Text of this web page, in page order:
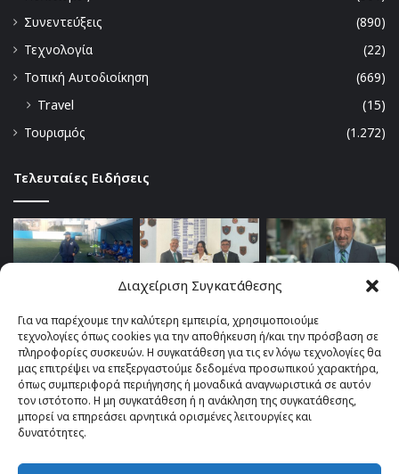
Διαχείριση Συγκατάθεσης
Για να παρέχουμε την καλύτερη εμπειρία, χρησιμοποιούμε
τεχνολογίες όπως cookies για την αποθήκευση ή/και την πρόσβαση σε
πληροφορίες συσκευών. Η συγκατάθεση για τις εν λόγω τεχνολογίες θα
μας επιτρέψει να επεξεργαστούμε δεδομένα προσωπικού χαρακτήρα,
όπως συμπεριφορά περιήγησης ή μοναδικά αναγνωριστικά σε αυτόν
τον ιστότοπο. Η μη συγκατάθεση ή η ανάκληση της συγκατάθεσης,
μπορεί να επηρεάσει αρνητικά ορισμένες λειτουργίες και
δυνατότητες.
Συνεντεύξεις
(890)
Τεχνολογία
(22)
Τοπική Αυτοδιοίκηση
(669)
Travel
(15)
Τουρισμός
(1.272)
Τελευταίες Ειδήσεις